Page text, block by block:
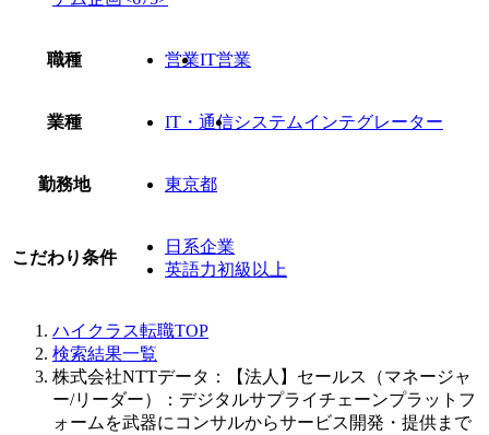
職種 営業IT営業
業種 IT・通信システムインテグレーター
勤務地 東京都
こだわり条件
日系企業
英語力初級以上
ハイクラス転職TOP
検索結果一覧
株式会社NTTデータ：【法人】セールス（マネージャ
ー/リーダー）：デジタルサプライチェーンプラットフ
ォームを武器にコンサルからサービス開発・提供まで